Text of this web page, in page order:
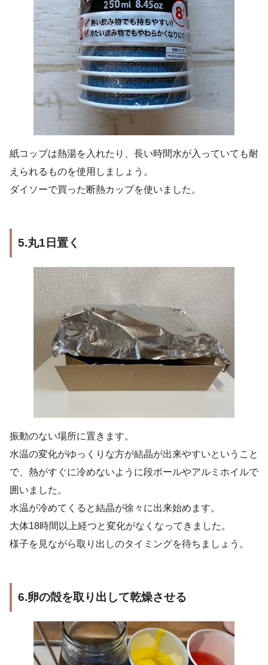
紙コップは熱湯を入れたり、長い時間水が入っていても耐
えられるものを使用しましょう。
ダイソーで買った断熱カップを使いました。
5.丸1日置く
振動のない場所に置きます。
水温の変化がゆっくりな方が結晶が出来やすいということ
で、熱がすぐに冷めないように段ボールやアルミホイルで
囲いました。
水温が冷めてくると結晶が徐々に出来始めます。
大体18時間以上経つと変化がなくなってきました。
様子を見ながら取り出しのタイミングを待ちましょう。
6.卵の殻を取り出して乾燥させる